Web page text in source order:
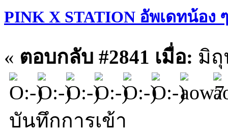
PINK X STATION อัพเดทน้อง
« ตอบกลับ #2841 เมื่อ: มิถุ
บันทึกการเข้า